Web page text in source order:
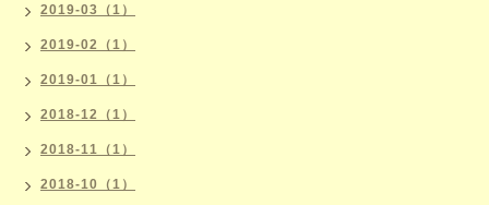
2019-03（1）
2019-02（1）
2019-01（1）
2018-12（1）
2018-11（1）
2018-10（1）